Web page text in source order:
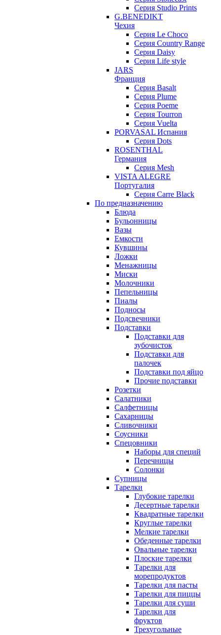
Серия Studio Prints
G.BENEDIKT
Чехия
Cерия Le Choco
Серия Country Range
Серия Daisy
Серия Life style
JARS
Франция
Серия Basalt
Серия Plume
Серия Poeme
Серия Tourron
Серия Vuelta
PORVASAL Испания
Серия Dots
ROSENTHAL
Германия
Серия Mesh
VISTA ALEGRE
Португалия
Серия Carre Black
По предназначению
Блюда
Бульонницы
Вазы
Емкости
Кувшины
Ложки
Менажницы
Миски
Молочники
Пепельницы
Пиалы
Подносы
Подсвечники
Подставки
Подставки для
зубочисток
Подставки для
палочек
Подставки под яйцо
Прочие подставки
Розетки
Салатники
Салфетницы
Сахарницы
Сливочники
Соусники
Спецовники
Наборы для специй
Перечницы
Солонки
Супницы
Тарелки
Глубокие тарелки
Десертные тарелки
Квадратные тарелки
Круглые тарелки
Мелкие тарелки
Обеденные тарелки
Овальные тарелки
Плоские тарелки
Тарелки для
морепродуктов
Тарелки для пасты
Тарелки для пиццы
Тарелки для суши
Тарелки для
фруктов
Трехугольные